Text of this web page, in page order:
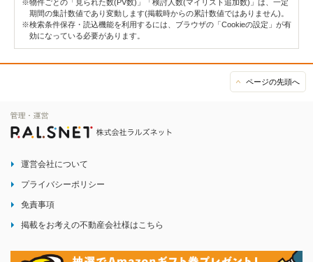
※物件ごとの「見られた数(PV数)」「検討人数(マイリスト追加数)」は、一定
期間の集計数値であり変動します(掲載時からの累計数値ではありません)。
※検索条件保存・読込機能を利用するには、ブラウザの「Cookieの設定」が有
効になっている必要があります。
ページの先頭へ
運営会社について
プライバシーポリシー
免責事項
掲載をお考えの不動産会社様はこちら